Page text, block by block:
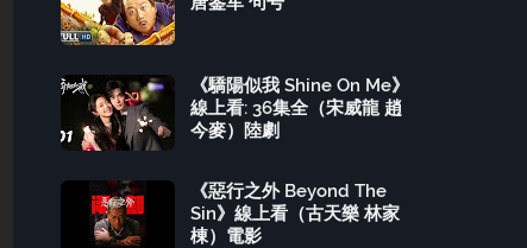
《驕陽似我 Shine On Me》
線上看: 36集全（宋威龍 趙
今麥）陸劇
《惡行之外 Beyond The
Sin》線上看（古天樂 林家
棟）電影